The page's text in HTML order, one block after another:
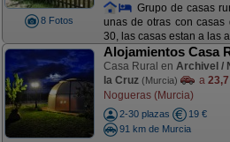
8 Fotos
Grupo de casas
unas de otras con
30, las casas estan a las
Alojamientos Casa
Casa Rural en Archivel /
la Cruz (Murcia) a
Nogueras (Murcia)
2-30 plazas
19 €
91 km de Murcia